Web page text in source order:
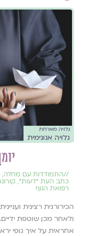
גלויה מארחת
גלויה אנונימית
//התמודדות עם מחלה,
כתב העת ״דעות״,
רפואת הגוף
הכירורגית רצינית
ולאחר מכן שוטפת
אחראית על איך גופי